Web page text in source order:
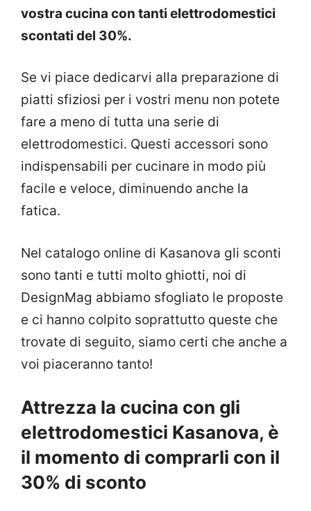
vostra cucina con tanti elettrodomestici
scontati del 30%.
Se vi piace dedicarvi alla preparazione di
piatti sfiziosi per i vostri menu non potete
fare a meno di tutta una serie di
elettrodomestici. Questi accessori sono
indispensabili per cucinare in modo più
facile e veloce, diminuendo anche la
fatica.
Nel catalogo online di Kasanova gli sconti
sono tanti e tutti molto ghiotti, noi di
DesignMag abbiamo sfogliato le proposte
e ci hanno colpito soprattutto queste che
trovate di seguito, siamo certi che anche a
voi piaceranno tanto!
Attrezza la cucina con gli
elettrodomestici Kasanova, è
il momento di comprarli con il
30% di sconto